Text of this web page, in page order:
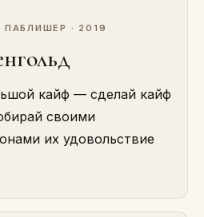
· 2019
кайф — сделай кайф
своими
их удовольствие